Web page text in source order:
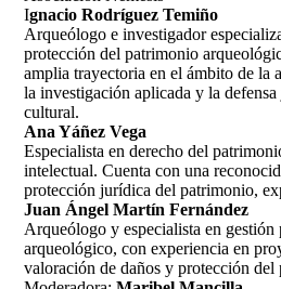
Ignacio Rodríguez Temiño
Arqueólogo e investigador
protección del patrimonio
amplia trayectoria en el ámbito de la
la investigación aplicada y la
cultural.
Ana Yáñez Vega
Especialista en derecho del
intelectual. Cuenta con una
protección jurídica del patrimonio,
Juan Ángel Martín Fernández
Arqueólogo y especialista en
arqueológico, con experiencia en
valoración de daños y protección